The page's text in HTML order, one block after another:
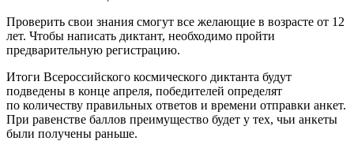
Проверить свои знания смогут все желающие в возрасте от 12
лет. Чтобы написать диктант, необходимо пройти
предварительную регистрацию.
Итоги Всероссийского космического диктанта будут
подведены в конце апреля, победителей определят
по количеству правильных ответов и времени отправки анкет.
При равенстве баллов преимущество будет у тех, чьи анкеты
были получены раньше.